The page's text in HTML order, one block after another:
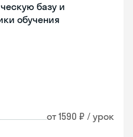
базу и
обучения
от 1590 ₽ / урок